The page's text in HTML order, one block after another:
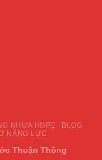
NHỰA HDPE
BLOG
NĂNG LỰC
Thuận Thông